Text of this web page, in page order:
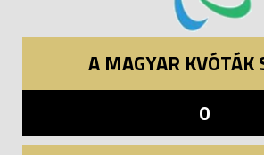
A MAGYAR KVÓTÁK
0